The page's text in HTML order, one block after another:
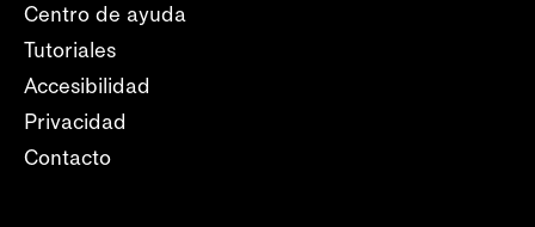
Centro de ayuda
Tutoriales
Accesibilidad
Privacidad
Contacto